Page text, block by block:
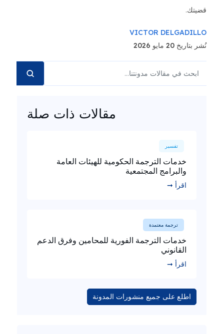
قضيتك.
VICTOR DELGADILLO
نُشر بتاريخ 20 مايو 2026
مقالات ذات صلة
تفسير
خدمات الترجمة الحكومية للهيئات العامة
والبرامج المجتمعية
اقرأ ➞
ترجمة معتمدة
خدمات الترجمة الفورية للمحامين وفرق الدعم
القانوني
اقرأ ➞
اطلع على جميع منشورات المدونة